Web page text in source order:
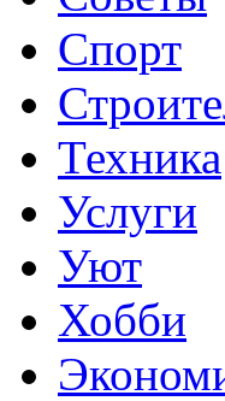
Спорт
Техника
Услуги
Уют
Хобби